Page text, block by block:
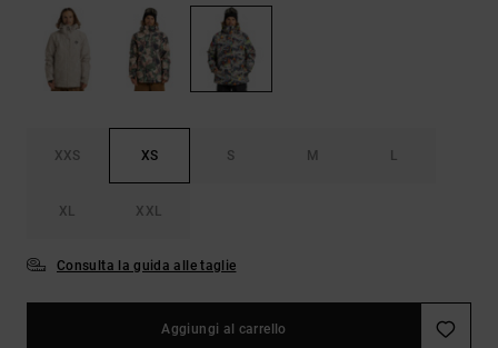
alle
domande
più
frequenti e
modulo di
XXS XS S M L
XL XXL
Consulta la guida alle taglie
Aggiungi al carrello